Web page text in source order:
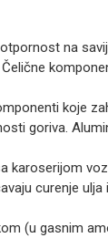
na
koje
goriva.
curenje
(u gasnim